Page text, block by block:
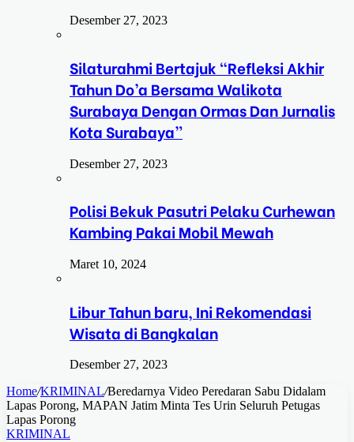
Desember 27, 2023
Silaturahmi Bertajuk “Refleksi Akhir
Tahun Do’a Bersama Walikota
Surabaya Dengan Ormas Dan Jurnalis
Kota Surabaya”
Desember 27, 2023
Polisi Bekuk Pasutri Pelaku Curhewan
Kambing Pakai Mobil Mewah
Maret 10, 2024
Libur Tahun baru, Ini Rekomendasi
Wisata di Bangkalan
Desember 27, 2023
Home/KRIMINAL/Beredarnya Video Peredaran Sabu Didalam
Lapas Porong, MAPAN Jatim Minta Tes Urin Seluruh Petugas
Lapas Porong
KRIMINAL